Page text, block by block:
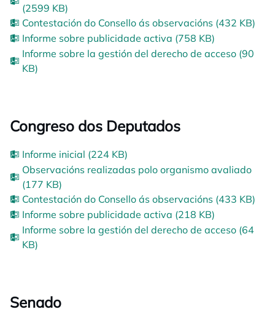
(2599 KB)
Contestación do Consello ás observacións (432 KB)
Informe sobre publicidade activa (758 KB)
Informe sobre la gestión del derecho de acceso (90
KB)
Congreso dos Deputados
Informe inicial (224 KB)
Observacións realizadas polo organismo avaliado
(177 KB)
Contestación do Consello ás observacións (433 KB)
Informe sobre publicidade activa (218 KB)
Informe sobre la gestión del derecho de acceso (64
KB)
Senado